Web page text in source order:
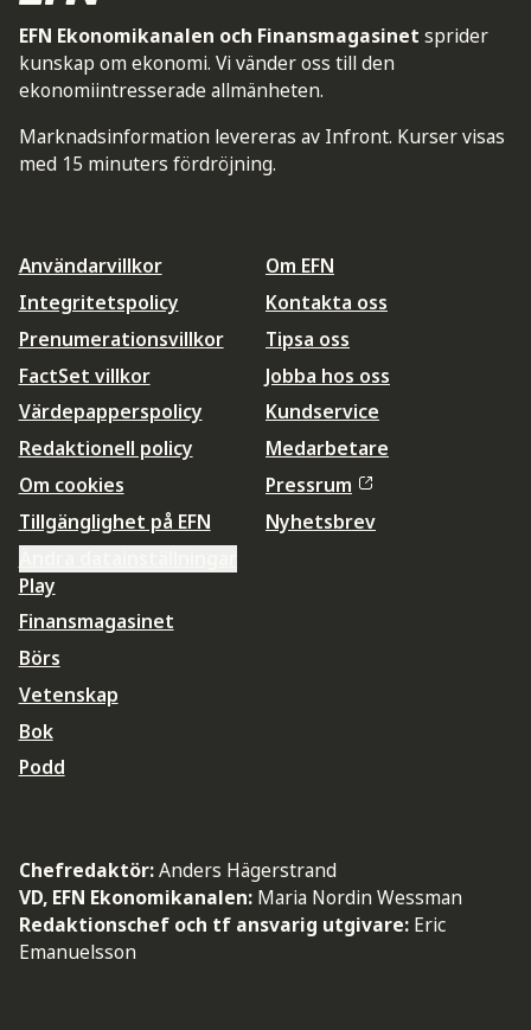
EFN Ekonomikanalen och Finansmagasinet sprider
kunskap om ekonomi. Vi vänder oss till den
ekonomiintresserade allmänheten.
Marknadsinformation levereras av Infront. Kurser visas
med 15 minuters fördröjning.
Användarvillkor
Integritetspolicy
Prenumerationsvillkor
FactSet villkor
Värdepapperspolicy
Redaktionell policy
Om cookies
Tillgänglighet på EFN
Om EFN
Kontakta oss
Tipsa oss
Jobba hos oss
Kundservice
Medarbetare
Pressrum
Nyhetsbrev
Play
Finansmagasinet
Börs
Vetenskap
Bok
Podd
Chefredaktör:Anders Hägerstrand
VD, EFN Ekonomikanalen: Maria Nordin Wessman
Redaktionschef och tf ansvarig utgivare: Eric
Emanuelsson